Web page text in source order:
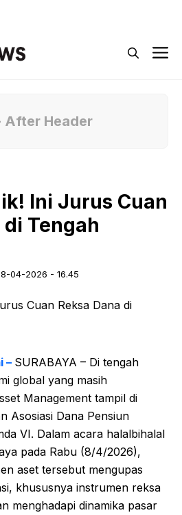
After Header
Ini Jurus Cuan
di Tengah
04-2026 - 16.45
– SURABAYA – Di tengah
global yang masih
Management tampil di
Asosiasi Dana Pensiun
VI. Dalam acara halalbihalal
pada Rabu (8/4/2026),
aset tersebut mengupas
khususnya instrumen reksa
menghadapi dinamika pasar